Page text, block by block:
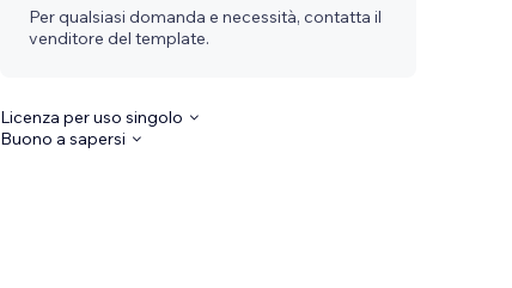
Per qualsiasi domanda e necessità, contatta il
venditore del template.
Licenza per uso singolo
Buono a sapersi